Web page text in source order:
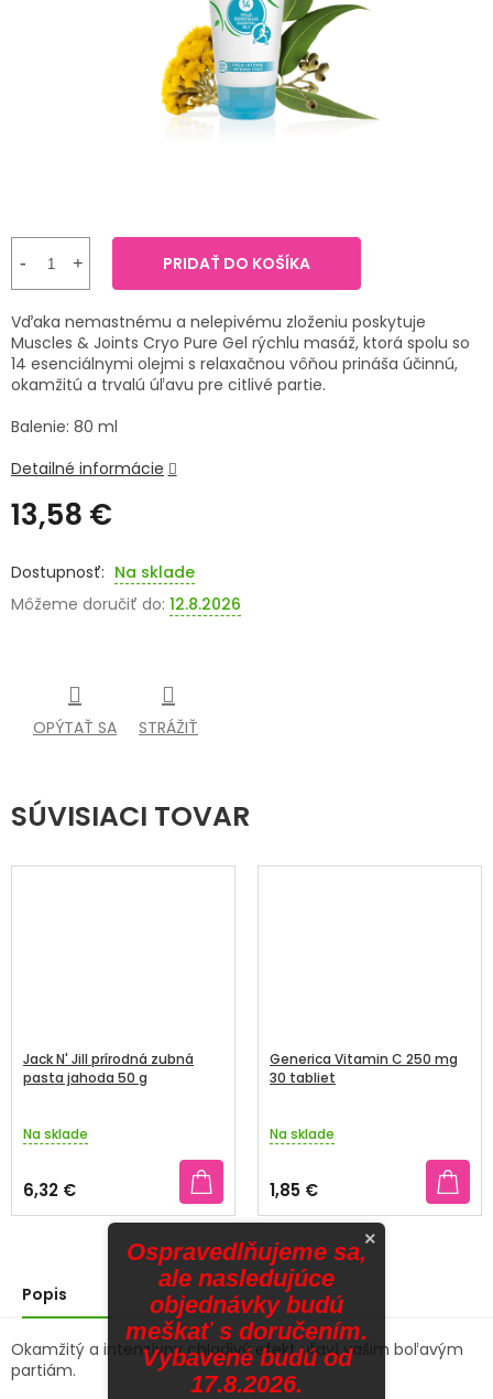
PRÍRODNÉ
LIEKY
VETERINA
SENIORI
ZNAČKY
Prihlásenie
13,58 €
cena:
Na sklade
Môžeme doručiť do: 12.8.2026
PRIDAŤ DO KOŠÍKA
Vďaka nemastnému a nelepivému zloženiu poskytuje
Muscles & Joints Cryo Pure Gel rýchlu masáž, ktorá spolu so
14 esenciálnymi olejmi s relaxačnou vôňou prináša účinnú,
okamžitú a trvalú úľavu pre citlivé partie.
Balenie: 80 ml
Detailné informácie
OPÝTAŤ SA STRÁŽIŤ
SÚVISIACI TOVAR
Jack N' Jill prírodná zubná
pasta jahoda 50 g
Na sklade
6,32 €
Generica Vitamin C 250 mg
30 tabliet
Na sklade
1,85 €
Popis
Okamžitý a intenzívny chladivý efekt uľaví vašim boľavým
partiám.
×
Ospravedlňujeme sa,
ale nasledujúce
objednávky budú
meškať s doručením.
Vybavené budú od
17.8.2026.